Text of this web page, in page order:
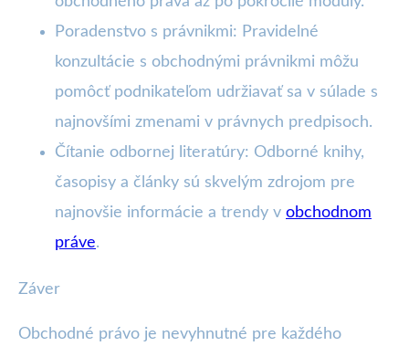
Poradenstvo s právnikmi: Pravidelné
konzultácie s obchodnými právnikmi môžu
pomôcť podnikateľom udržiavať sa v súlade s
najnovšími zmenami v právnych predpisoch.
Čítanie odbornej literatúry: Odborné knihy,
časopisy a články sú skvelým zdrojom pre
najnovšie informácie a trendy v obchodnom
práve.
Záver
Obchodné právo je nevyhnutné pre každého